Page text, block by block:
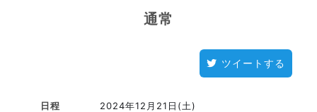
通常
ツイートする
日程 2024年12月21日(土)